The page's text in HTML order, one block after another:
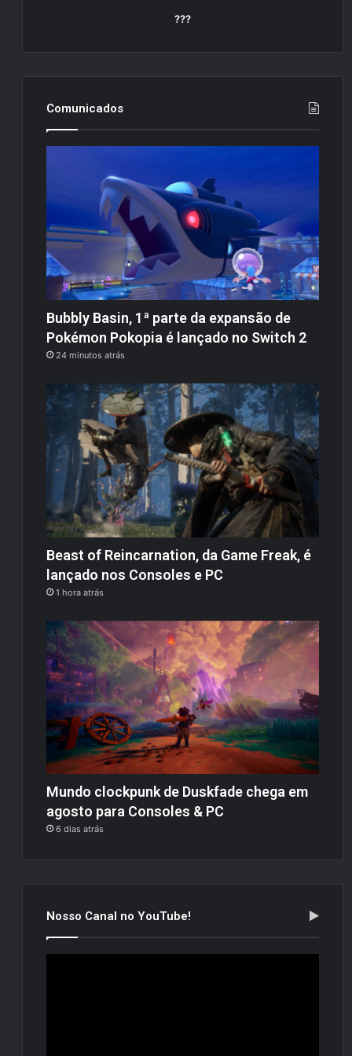
???
Comunicados
Bubbly Basin, 1ª parte da expansão de
Pokémon Pokopia é lançado no Switch 2
24 minutos atrás
Beast of Reincarnation, da Game Freak, é
lançado nos Consoles e PC
1 hora atrás
Mundo clockpunk de Duskfade chega em
agosto para Consoles & PC
6 dias atrás
Nosso Canal no YouTube!